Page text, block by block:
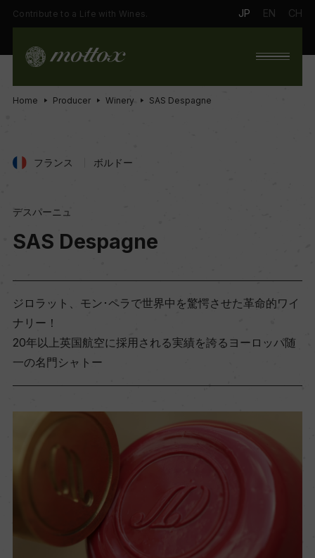
Contribute to a Life with Wines. JP EN CH
Home Producer Winery SAS Despagne
フランス ボルドー
デスパーニュ
SAS Despagne
ジロラット、モン･ペラで世界中を驚愕させた革命的ワイ
ナリー！
20年以上英国航空に採用される実績を誇るヨーロッパ随
一の名門シャトー